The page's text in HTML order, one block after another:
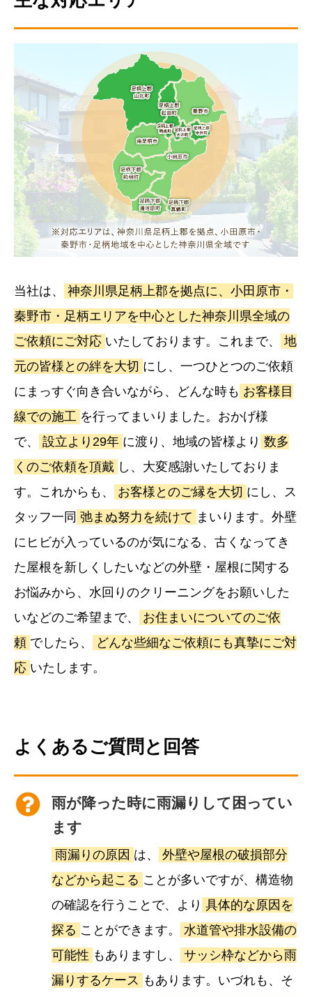
当社は、
神奈川県足柄上郡を拠点に、小田原市・
秦野市・足柄エリアを中心とした神奈川県全域の
ご依頼にご対応 いたしております。これまで、
地
元の皆様との絆を大切 にし、一つひとつのご依頼
にまっすぐ向き合いながら、どんな時も お客様目
線での施工 を行ってまいりました。おかげ様
で、
設立より29年 に渡り、地域の皆様より 数多
くのご依頼を頂戴 し、大変感謝いたしておりま
す。これからも、
お客様とのご縁を大切 にし、ス
タッフ一同 弛まぬ努力を続けて まいります。外壁
にヒビが入っているのが気になる、古くなってき
た屋根を新しくしたいなどの外壁・屋根に関する
お悩みから、水回りのクリーニングをお願いした
いなどのご希望まで、
お住まいについてのご依
頼 でしたら、
どんな些細なご依頼にも真摯にご対
応 いたします。
よくあるご質問と回答
雨が降った時に雨漏りして困ってい
ます
雨漏りの原因 は、
外壁や屋根の破損部分
などから起こる ことが多いですが、構造物
の確認を行うことで、より 具体的な原因を
探る ことができます。
水道管や排水設備の
可能性 もありますし、
サッシ枠などから雨
漏りするケース もあります。いづれも、そ